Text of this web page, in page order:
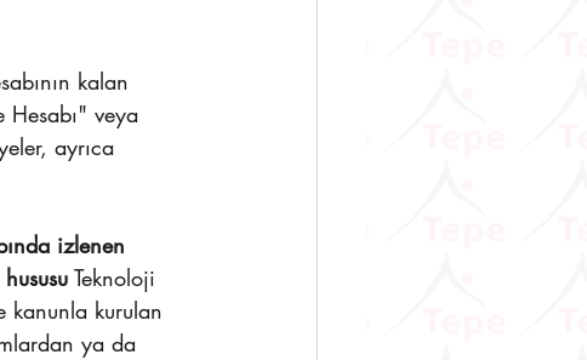
kalan
veya
ayrıca
izlenen
Teknoloji
kanunla kurulan
ya da